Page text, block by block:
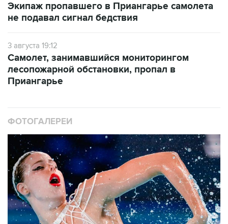
Экипаж пропавшего в Приангарье самолета
не подавал сигнал бедствия
3 августа 19:12
Самолет, занимавшийся мониторингом
лесопожарной обстановки, пропал в
Приангарье
ФОТОГАЛЕРЕИ